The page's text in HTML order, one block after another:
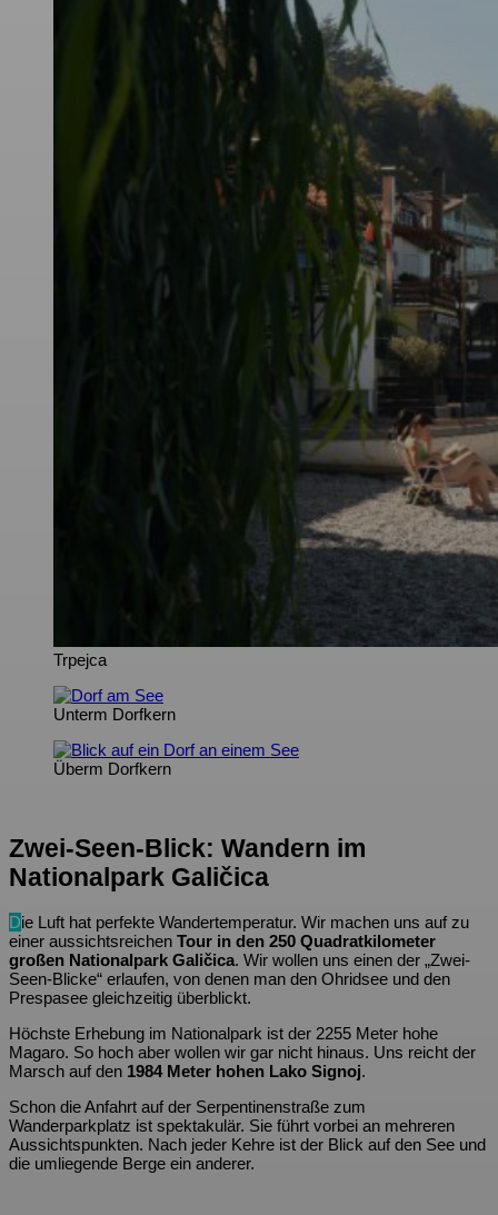
Trpejca
Unterm Dorfkern
Überm Dorfkern
Zwei-Seen-Blick: Wandern im
Nationalpark Galičica
Die Luft hat perfekte Wandertemperatur. Wir machen uns auf zu
einer aussichtsreichen Tour in den 250 Quadratkilometer
großen Nationalpark Galičica. Wir wollen uns einen der „Zwei-
Seen-Blicke“ erlaufen, von denen man den Ohridsee und den
Prespasee gleichzeitig überblickt.
Höchste Erhebung im Nationalpark ist der 2255 Meter hohe
Magaro. So hoch aber wollen wir gar nicht hinaus. Uns reicht der
Marsch auf den 1984 Meter hohen Lako Signoj.
Schon die Anfahrt auf der Serpentinenstraße zum
Wanderparkplatz ist spektakulär. Sie führt vorbei an mehreren
Aussichtspunkten. Nach jeder Kehre ist der Blick auf den See und
die umliegende Berge ein anderer.